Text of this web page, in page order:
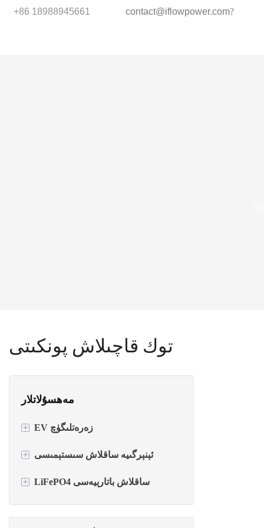
+86 18988945661 contact@iflowpower.com?
توك قاچىلاش پونكىتى
مەھسۇلاتلار
+ EV زەرەتلىگۈچ
AC EV توك قاچىلىغۇچ
DC EV توك قاچىلىغۇچ
+ ئېنېرگىيە ساقلاش سىستېمىسى
Inverter + Battery All-in-one
+ LiFePO4 ساقلاش باتارېيەسى